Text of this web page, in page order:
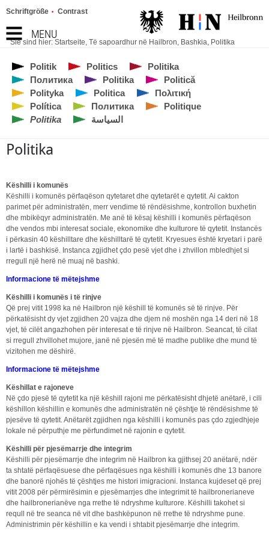
MENU
Schriftgröße Contrast
Sie sind hier: Startseite, Të sapoardhur në Hailbron, Bashkia, Politika
Politik Politics
Politika
Политика
Politika
Politică
Polityka
Politica
Πολιτική
Política
Политика
Politique
Politika
السياسة
Politika
Këshilli i komunës
Këshilli i komunës përfaqëson qytetaret dhe qytetarët e qytetit. Ai cakton
parimet për administratën, merr vendime të rëndësishme, kontrollon buxhetin
dhe mbikëqyr administratën. Me anë të kësaj këshilli i komunës përfaqëson
dhe vendos mbi interesat sociale, ekonomike dhe kulturore të qytetit. Instancës
i përkasin 40 këshilltare dhe këshilltarë të qytetit. Kryesues është kryetari i parë
i lartë i bashkisë. Instanca zgjidhet çdo pesë vjet dhe i zhvillon mbledhjet si
rregull një herë në muaj në bashki.
Informacione të mëtejshme
Këshilli i komunës i të rinjve
Që prej vitit 1998 ka në Hailbron një këshill të komunës së të rinjve. Për
përkatësisht dy vjet zgjidhen 20 vajza dhe djem në moshën nga 14 deri në 18
vjet, të cilët angazhohen për interesat e të rinjve në Hailbron. Seancat, të cilat
si rregull zhvillohet mujore, janë në pjesën më të madhe publike dhe mund të
vizitohen me dëshirë.
Informacione të mëtejshme
Këshillat e rajoneve
Në çdo pjesë të qytetit ka një këshill rajoni me përkatësisht dhjetë anëtarë, i cili
këshillon këshillin e komunës dhe administratën në çështje të rëndësishme të
pjesëve të qytetit. Anëtarët zgjidhen nga këshilli i komunës pas çdo zgjedhjeje
lokale në përputhje me përfundimet në rajonin e qytetit.
Këshilli për pjesëmarrje dhe integrim
Këshilli për pjesëmarrje dhe integrim në Hailbron ka gjithsej 20 anëtarë, ndër
ta shtatë përfaqësuese dhe përfaqësues nga këshilli i komunës dhe 13 banore
dhe banorë njohës të çështjes me histori imigracioni. Instanca kujdeset që prej
vitit 2008 për përmirësimin e pjesëmarrjes dhe integrimit të hailbronerianeve
dhe hailbronerianëve nga rrethe të ndryshme kulturore. Këshilli takohet si
requll në tre seanca në vit dhe bashkëpunon në rrethe të ndryshme pune.
Administrimin për këshillin e ka vendi i shtabit pjesëmarrje dhe integrim.